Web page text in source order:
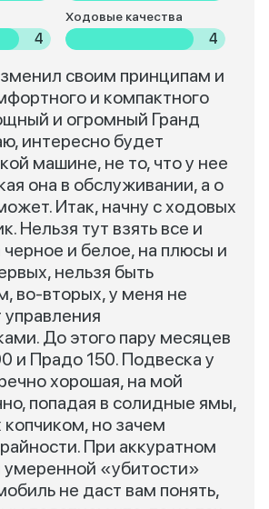
4
Ходовые качества
4
своим принципам и
и компактного
и огромный Гранд
интересно будет
машине, не то, что у нее
она в обслуживании, а о
Итак, начну с ходовых
Нельзя тут взять все и
черное и белое, на плюсы и
нельзя быть
во-вторых, у меня не
До этого пару месяцев
и Прадо 150. Подвеска у
хорошая, на мой
попадая в солидные ямы,
но зачем
При аккуратном
умеренной «убитости»
не даст вам понять,